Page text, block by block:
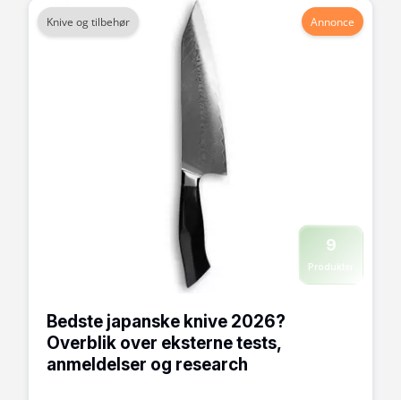
Knive og tilbehør Annonce
9
Produkter
Bedste japanske knive 2026?
Overblik over eksterne tests,
anmeldelser og research